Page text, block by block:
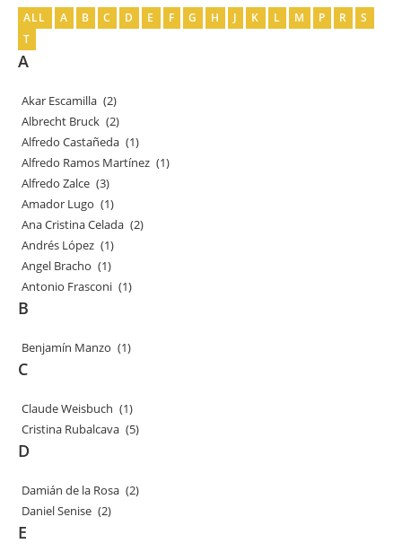
ALL A B C D E F G H J K L M P R
S
T
A
Akar Escamilla (2)
Albrecht Bruck (2)
Alfredo Castañeda (1)
Alfredo Ramos Martínez (1)
Alfredo Zalce (3)
Amador Lugo (1)
Ana Cristina Celada (2)
Andrés López (1)
Angel Bracho (1)
Antonio Frasconi (1)
B
Benjamín Manzo (1)
C
Claude Weisbuch (1)
Cristina Rubalcava (5)
D
Damián de la Rosa (2)
Daniel Senise (2)
E